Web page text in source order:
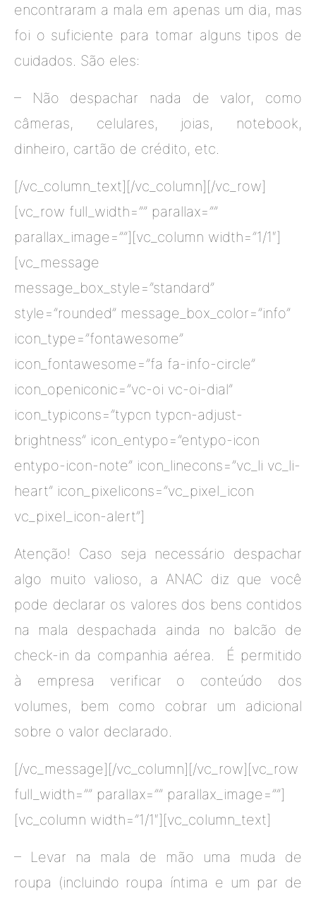
encontraram a mala em apenas um dia, mas
foi o suficiente para tomar alguns tipos de
cuidados. São eles:
– Não despachar nada de valor, como
câmeras, celulares, joias, notebook,
dinheiro, cartão de crédito, etc.
[/vc_column_text][/vc_column][/vc_row]
[vc_row full_width=”” parallax=””
parallax_image=””][vc_column width=”1/1″]
[vc_message
message_box_style=”standard”
style=”rounded” message_box_color=”info”
icon_type=”fontawesome”
icon_fontawesome=”fa fa-info-circle”
icon_openiconic=”vc-oi vc-oi-dial”
icon_typicons=”typcn typcn-adjust-
brightness” icon_entypo=”entypo-icon
entypo-icon-note” icon_linecons=”vc_li vc_li-
heart” icon_pixelicons=”vc_pixel_icon
vc_pixel_icon-alert”]
Atenção! Caso seja necessário despachar
algo muito valioso, a ANAC diz que você
pode declarar os valores dos bens contidos
na mala despachada ainda no balcão de
check-in da companhia aérea. É permitido
à empresa verificar o conteúdo dos
volumes, bem como cobrar um adicional
sobre o valor declarado.
[/vc_message][/vc_column][/vc_row][vc_row
full_width=”” parallax=”” parallax_image=””]
[vc_column width=”1/1″][vc_column_text]
– Levar na mala de mão uma muda de
roupa (incluindo roupa íntima e um par de